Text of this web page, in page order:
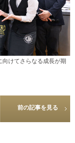
けてさらなる成長が期
前の記事を見る